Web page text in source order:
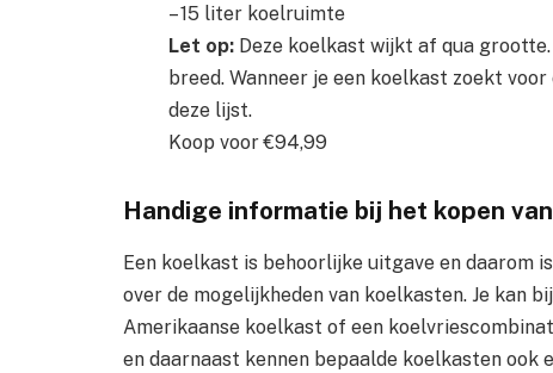
– 15 liter koelruimte
Let op: Deze koelkast wijkt af qua
breed. Wanneer je een koelkast zoekt
deze lijst.
Koop voor €94,99
Handige informatie bij het kopen
Een koelkast is behoorlijke uitgave en daarom
over de mogelijkheden van koelkasten. Je kan
Amerikaanse koelkast of een
en daarnaast kennen bepaalde koelkasten ook